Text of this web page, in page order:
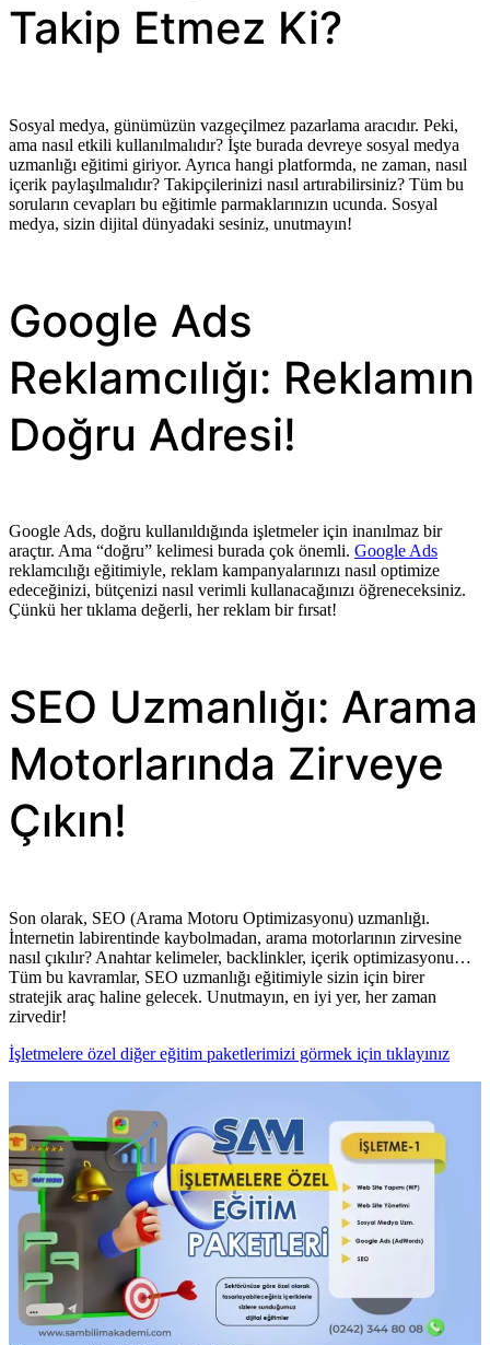
Takip Etmez Ki?
Sosyal medya, günümüzün vazgeçilmez pazarlama aracıdır. Peki,
ama nasıl etkili kullanılmalıdır? İşte burada devreye sosyal medya
uzmanlığı eğitimi giriyor. Ayrıca hangi platformda, ne zaman, nasıl
içerik paylaşılmalıdır? Takipçilerinizi nasıl artırabilirsiniz? Tüm bu
soruların cevapları bu eğitimle parmaklarınızın ucunda. Sosyal
medya, sizin dijital dünyadaki sesiniz, unutmayın!
Google Ads
Reklamcılığı: Reklamın
Doğru Adresi!
Google Ads, doğru kullanıldığında işletmeler için inanılmaz bir
araçtır. Ama “doğru” kelimesi burada çok önemli. Google Ads
reklamcılığı eğitimiyle, reklam kampanyalarınızı nasıl optimize
edeceğinizi, bütçenizi nasıl verimli kullanacağınızı öğreneceksiniz.
Çünkü her tıklama değerli, her reklam bir fırsat!
SEO Uzmanlığı: Arama
Motorlarında Zirveye
Çıkın!
Son olarak, SEO (Arama Motoru Optimizasyonu) uzmanlığı.
İnternetin labirentinde kaybolmadan, arama motorlarının zirvesine
nasıl çıkılır? Anahtar kelimeler, backlinkler, içerik optimizasyonu…
Tüm bu kavramlar, SEO uzmanlığı eğitimiyle sizin için birer
stratejik araç haline gelecek. Unutmayın, en iyi yer, her zaman
zirvedir!
İşletmelere özel diğer eğitim paketlerimizi görmek için tıklayınız